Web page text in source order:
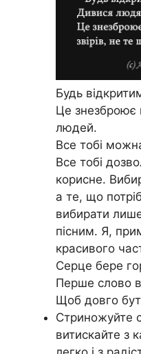
Будь
Це знезброює
людей.
Все тобі
Все тобі
корисне.
а те, що
вибирати
пісним. Я,
красивого
Серце бере
Перше слово
Щоб довго
Стриножуйте
витискайте з